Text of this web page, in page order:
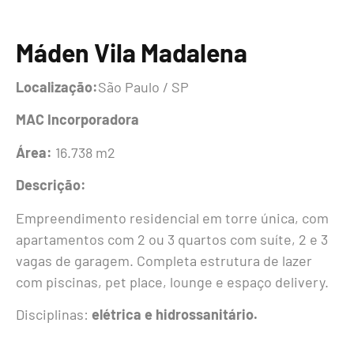
Máden Vila Madalena
Localização:São Paulo / SP
MAC Incorporadora
Área: 16.738 m2
Descrição:
Empreendimento residencial em torre única, com
apartamentos com 2 ou 3 quartos com suíte, 2 e 3
vagas de garagem. Completa estrutura de lazer
com piscinas, pet place, lounge e espaço delivery.
Disciplinas: elétrica e hidrossanitário.